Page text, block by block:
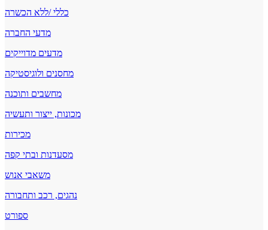
כללי /ללא הכשרה
מדעי החברה
מדעים מדוייקים
מחסנים ולוגיסטיקה
מחשבים ותוכנה
מכונות, ייצור ותעשיה
מכירות
מסעדנות ובתי קפה
משאבי אנוש
נהגים, רכב ותחבורה
ספורט